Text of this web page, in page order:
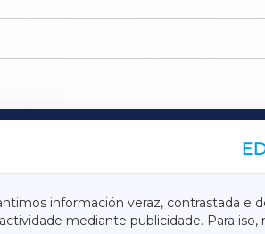
información veraz, contrastada e
mediante publicidade. Para iso,
TERRACHAXA
ACORUÑAXA